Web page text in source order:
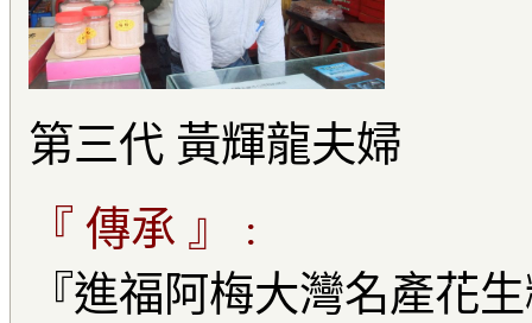
第三代 黃輝龍夫婦
『 傳承 』 :
『進福阿梅大灣名產花